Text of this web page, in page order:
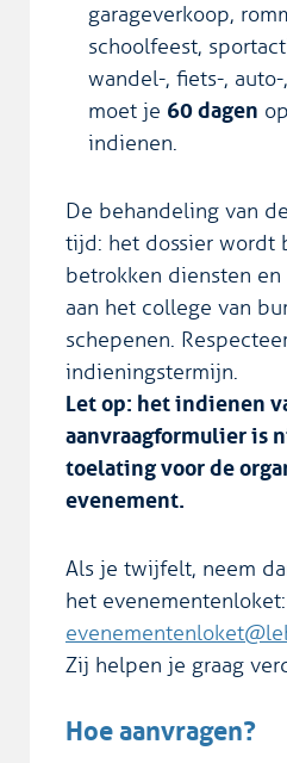
garageverkoop,
schoolfeest,
wandel-, fiets-,
moet je 60 dagen
indienen.
De behandeling van
tijd: het dossier wordt
betrokken diensten
aan het college van
schepenen.
indieningstermijn.
Let op: het indienen
aanvraagformulier is
toelating voor de
evenement.
Als je twijfelt, neem
het evenementenloket:
Zij helpen je graag
Hoe aanvragen?